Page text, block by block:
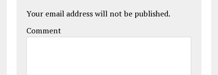
Your email address will not be published.
Comment